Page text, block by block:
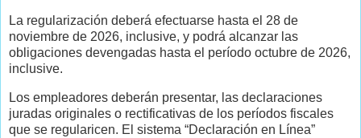
La regularización deberá efectuarse hasta el 28 de
noviembre de 2026, inclusive, y podrá alcanzar las
obligaciones devengadas hasta el período octubre de 2026,
inclusive.
Los empleadores deberán presentar, las declaraciones
juradas originales o rectificativas de los períodos fiscales
que se regularicen. El sistema “Declaración en Línea”